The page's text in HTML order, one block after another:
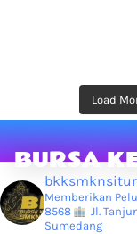
Load
BURSA
Memberikan
8568
Jl.
Sumedang